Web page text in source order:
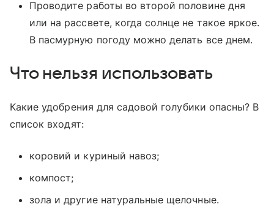
Проводите работы во второй половине дня
или на рассвете, когда солнце не такое яркое.
В пасмурную погоду можно делать все днем.
Что нельзя использовать
Какие удобрения для садовой голубики опасны? В
список входят:
коровий и куриный навоз;
компост;
зола и другие натуральные щелочные.